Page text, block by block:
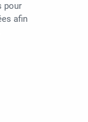
pour
afin